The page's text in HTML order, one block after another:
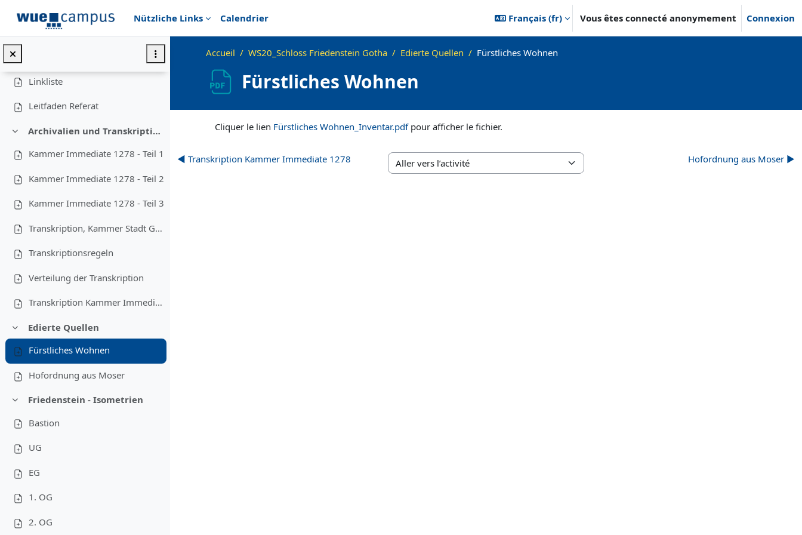
Nützliche Links
Calendrier Français ‎(fr)‎ Vous êtes connecté anonymement Connexion
ReplierNützliches
Linkliste
Leitfaden Referat
Replier
Archivalien und Transkriptionsregeln
Kammer Immediate 1278 - Teil 1
Kammer Immediate 1278 - Teil 2
Kammer Immediate 1278 - Teil 3
Transkription, Kammer Stadt Gotha 471
Transkriptionsregeln
Verteilung der Transkription
Transkription Kammer Immediate 1278
ReplierEdierte Quellen
Fürstliches Wohnen
Hofordnung aus Moser
ReplierFriedenstein - Isometrien
Bastion
UG
EG
1. OG
2. OG
Accueil WS20_Schloss Friedenstein Gotha Edierte Quellen Fürstliches Wohnen
Fürstliches Wohnen
Cliquer le lien Fürstliches Wohnen_Inventar.pdfpour afficher le fichier.
◀︎ Transkription Kammer Immediate 1278
Aller vers l’activité
Hofordnung aus Moser ▶︎